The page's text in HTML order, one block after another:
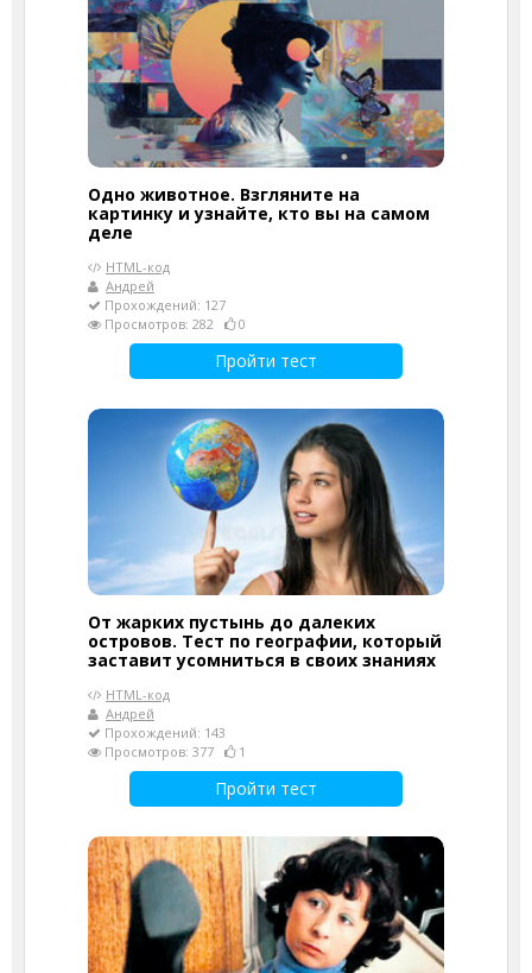
Одно животное. Взгляните на
картинку и узнайте, кто вы на самом
деле
HTML-код
Андрей
Прохождений: 127
Просмотров: 282
0
Пройти тест
От жарких пустынь до далеких
островов. Тест по географии, который
заставит усомниться в своих знаниях
HTML-код
Андрей
Прохождений: 143
Просмотров: 377
1
Пройти тест